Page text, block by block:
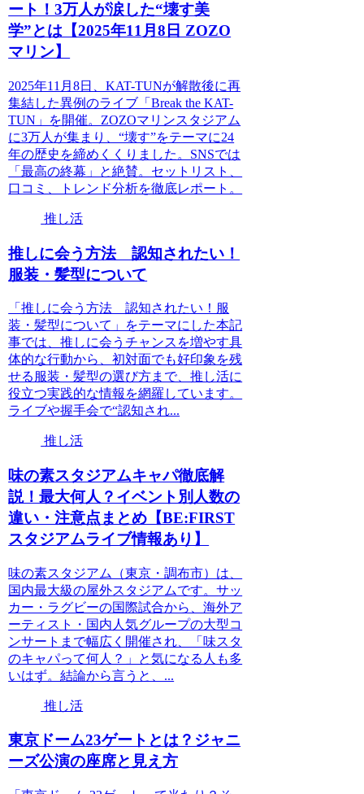
ート！3万人が涙した“壊す美
学”とは【2025年11月8日 ZOZO
マリン】
2025年11月8日、KAT-TUNが解散後に再
集結した異例のライブ「Break the KAT-
TUN」を開催。ZOZOマリンスタジアム
に3万人が集まり、“壊す”をテーマに24
年の歴史を締めくくりました。SNSでは
「最高の終幕」と絶賛。セットリスト、
口コミ、トレンド分析を徹底レポート。
推し活
推しに会う方法 認知されたい！
服装・髪型について
「推しに会う方法 認知されたい！服
装・髪型について」をテーマにした本記
事では、推しに会うチャンスを増やす具
体的な行動から、初対面でも好印象を残
せる服装・髪型の選び方まで、推し活に
役立つ実践的な情報を網羅しています。
ライブや握手会で“認知され...
推し活
味の素スタジアムキャパ徹底解
説！最大何人？イベント別人数の
違い・注意点まとめ【BE:FIRST
スタジアムライブ情報あり】
味の素スタジアム（東京・調布市）は、
国内最大級の屋外スタジアムです。サッ
カー・ラグビーの国際試合から、海外ア
ーティスト・国内人気グループの大型コ
ンサートまで幅広く開催され、「味スタ
のキャパって何人？」と気になる人も多
いはず。結論から言うと、...
推し活
東京ドーム23ゲートとは？ジャニ
ーズ公演の座席と見え方